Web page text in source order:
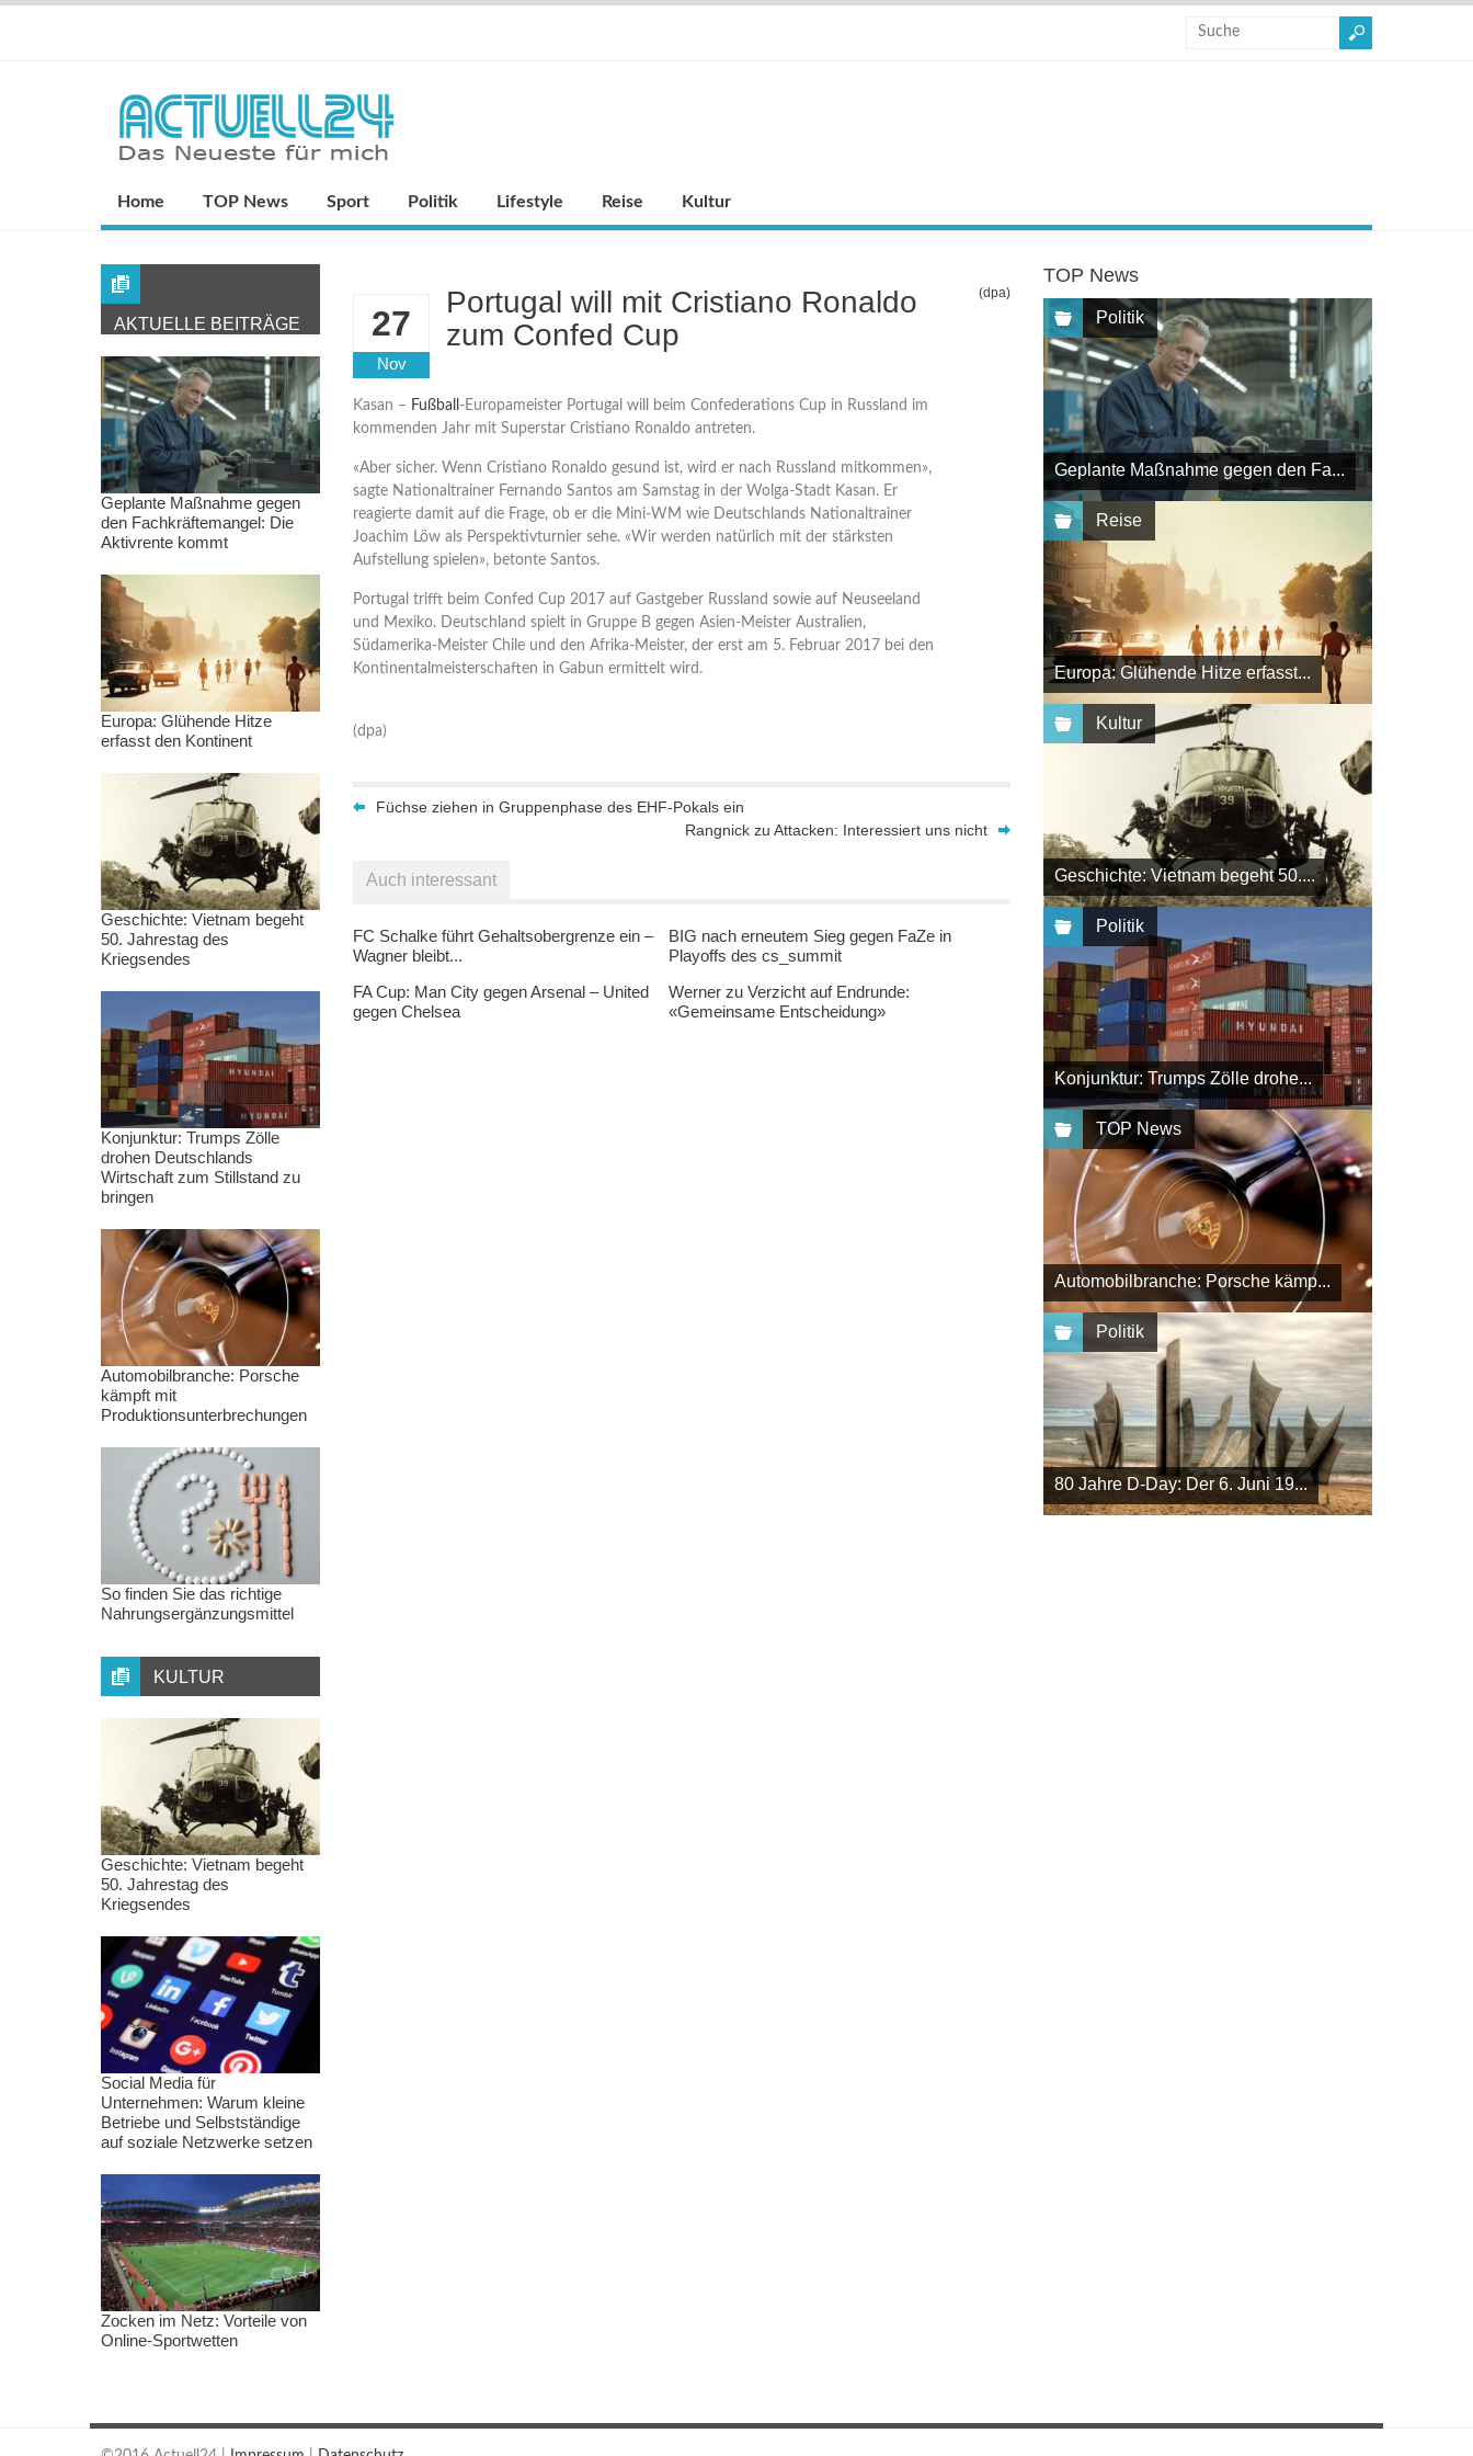
Home TOP News Sport Politik Lifestyle Reise Kultur
27
Nov
Portugal will mit Cristiano Ronaldo
zum Confed Cup
(dpa)
Kasan – Fußball -Europameister Portugal will beim Confederations Cup in Russland im
kommenden Jahr mit Superstar Cristiano Ronaldo antreten.
«Aber sicher. Wenn Cristiano Ronaldo gesund ist, wird er nach Russland mitkommen»,
sagte Nationaltrainer Fernando Santos am Samstag in der Wolga-Stadt Kasan. Er
reagierte damit auf die Frage, ob er die Mini-WM wie Deutschlands Nationaltrainer
Joachim Löw als Perspektivturnier sehe. «Wir werden natürlich mit der stärksten
Aufstellung spielen», betonte Santos.
Portugal trifft beim Confed Cup 2017 auf Gastgeber Russland sowie auf Neuseeland
und Mexiko. Deutschland spielt in Gruppe B gegen Asien-Meister Australien,
Südamerika-Meister Chile und den Afrika-Meister, der erst am 5. Februar 2017 bei den
Kontinentalmeisterschaften in Gabun ermittelt wird.
(dpa)
Füchse ziehen in Gruppenphase des EHF-Pokals ein
Rangnick zu Attacken: Interessiert uns nicht
Auch interessant
FC Schalke führt Gehaltsobergrenze ein –
Wagner bleibt...
BIG nach erneutem Sieg gegen FaZe in
Playoffs des cs_summit
FA Cup: Man City gegen Arsenal – United
gegen Chelsea
Werner zu Verzicht auf Endrunde:
«Gemeinsame Entscheidung»
TOP News
Politik
Geplante Maßnahme gegen den Fa...
Reise
Europa: Glühende Hitze erfasst...
Kultur
Geschichte: Vietnam begeht 50....
Politik
Konjunktur: Trumps Zölle drohe...
TOP News
Automobilbranche: Porsche kämp...
Politik
80 Jahre D-Day: Der 6. Juni 19...
AKTUELLE BEITRÄGE
Geplante Maßnahme gegen
den Fachkräftemangel: Die
Aktivrente kommt
Europa: Glühende Hitze
erfasst den Kontinent
Geschichte: Vietnam begeht
50. Jahrestag des
Kriegsendes
Konjunktur: Trumps Zölle
drohen Deutschlands
Wirtschaft zum Stillstand zu
bringen
Automobilbranche: Porsche
kämpft mit
Produktionsunterbrechungen
So finden Sie das richtige
Nahrungsergänzungsmittel
KULTUR
Geschichte: Vietnam begeht
50. Jahrestag des
Kriegsendes
Social Media für
Unternehmen: Warum kleine
Betriebe und Selbstständige
auf soziale Netzwerke setzen
Zocken im Netz: Vorteile von
Online-Sportwetten